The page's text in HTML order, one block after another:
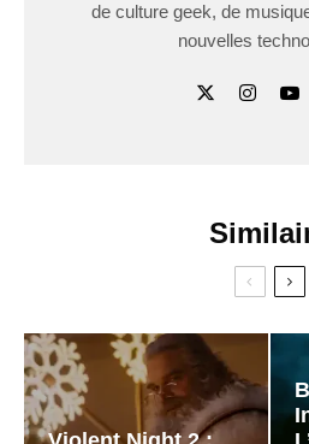
de culture geek, de
nouvelles